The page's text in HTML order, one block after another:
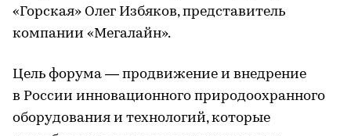
«Горская» Олег Избяков, представитель
компании «Мегалайн».
Цель форума — продвижение и внедрение
в России инновационного природоохранного
оборудования и технологий, которые